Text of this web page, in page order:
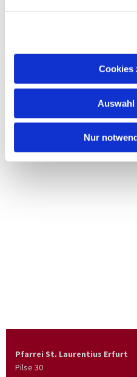
Cookies
Auswahl
Nur
Pfarrei St. Laurentius Erfurt
Pilse 30